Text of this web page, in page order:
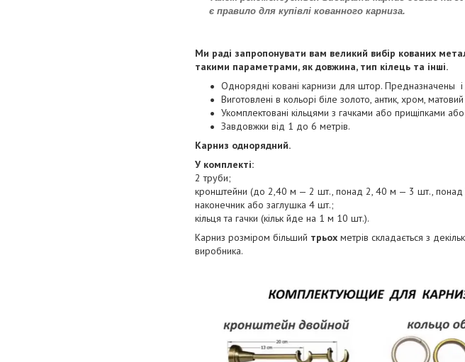
є правило для купівлі кованного карниза.
Ми раді запропонувати вам великий вибір кованих
такими параметрами, як довжина, тип кілець та інші.
Однорядні ковані карнизи для штор. Предназначены і
Виготовлені в кольорі біле золото, антик, хром,
Укомплектовані кільцями з гачками або прищіпками
Завдовжки від 1 до 6 метрів.
Карниз однорядний.
У комплекті:
2 труби;
кронштейни (до 2,40 м — 2 шт., понад 2, 40 м — 3 шт.,
наконечник або заглушка 4 шт.;
кільця та гачки (кільк йде на 1 м 10 шт.).
Карниз розміром більший трьох метрів складається з
виробника.